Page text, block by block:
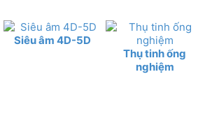
Siêu âm 4D-5D
Thụ tinh ống
nghiệm